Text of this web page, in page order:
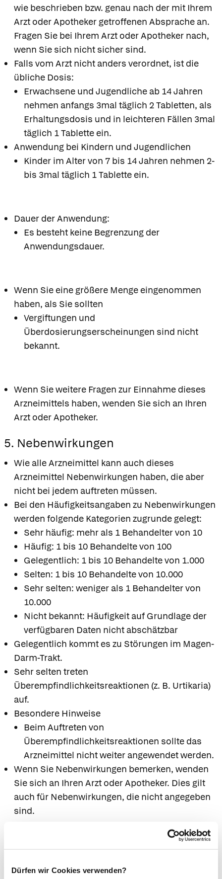
Dürfen wir Cookies verwenden?
wie beschrieben bzw. genau nach der mit Ihrem
Arzt oder Apotheker getroffenen Absprache an.
Fragen Sie bei Ihrem Arzt oder Apotheker nach,
wenn Sie sich nicht sicher sind.
Falls vom Arzt nicht anders verordnet, ist die
übliche Dosis:
Erwachsene und Jugendliche ab 14 Jahren
nehmen anfangs 3mal täglich 2 Tabletten, als
Erhaltungsdosis und in leichteren Fällen 3mal
täglich 1 Tablette ein.
Anwendung bei Kindern und Jugendlichen
Kinder im Alter von 7 bis 14 Jahren nehmen 2-
bis 3mal täglich 1 Tablette ein.
Dauer der Anwendung:
Es besteht keine Begrenzung der
Anwendungsdauer.
Wenn Sie eine größere Menge eingenommen
haben, als Sie sollten
Vergiftungen und
Überdosierungserscheinungen sind nicht
bekannt.
Wenn Sie weitere Fragen zur Einnahme dieses
Arzneimittels haben, wenden Sie sich an Ihren
Arzt oder Apotheker.
5. Nebenwirkungen
Wie alle Arzneimittel kann auch dieses
Arzneimittel Nebenwirkungen haben, die aber
nicht bei jedem auftreten müssen.
Bei den Häufigkeitsangaben zu Nebenwirkungen
werden folgende Kategorien zugrunde gelegt:
Sehr häufig: mehr als 1 Behandelter von 10
Häufig: 1 bis 10 Behandelte von 100
Gelegentlich: 1 bis 10 Behandelte von 1.000
Selten: 1 bis 10 Behandelte von 10.000
Sehr selten: weniger als 1 Behandelter von
10.000
Nicht bekannt: Häufigkeit auf Grundlage der
verfügbaren Daten nicht abschätzbar
Gelegentlich kommt es zu Störungen im Magen-
Darm-Trakt.
Sehr selten treten
Überempfindlichkeitsreaktionen (z. B. Urtikaria)
auf.
Besondere Hinweise
Beim Auftreten von
Überempfindlichkeitsreaktionen sollte das
Arzneimittel nicht weiter angewendet werden.
Wenn Sie Nebenwirkungen bemerken, wenden
Sie sich an Ihren Arzt oder Apotheker. Dies gilt
auch für Nebenwirkungen, die nicht angegeben
sind.
Die Wirkung gerinnungshemmender